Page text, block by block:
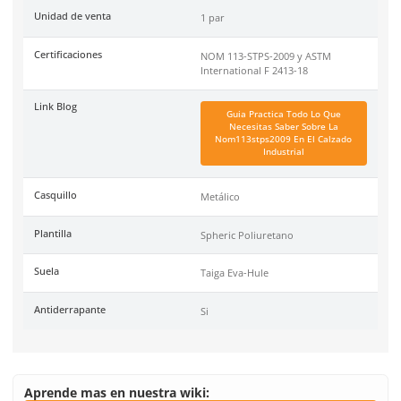
Tallas
Especificaciones
Ficha técnica
SKU: BE-362-G
Marca Berrendo